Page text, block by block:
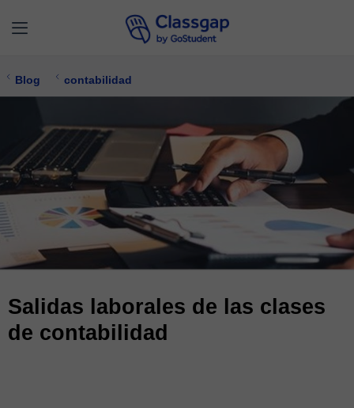
Blog contabilidad
Salidas laborales de las clases
de contabilidad